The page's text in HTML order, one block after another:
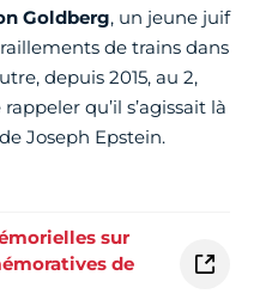
Goldberg, un jeune juif
de trains dans
depuis 2015, au 2,
qu’il s’agissait là
Joseph Epstein.
sur
de